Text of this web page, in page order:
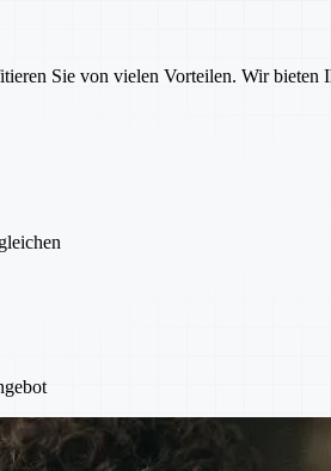
Sie von vielen Vorteilen. Wir